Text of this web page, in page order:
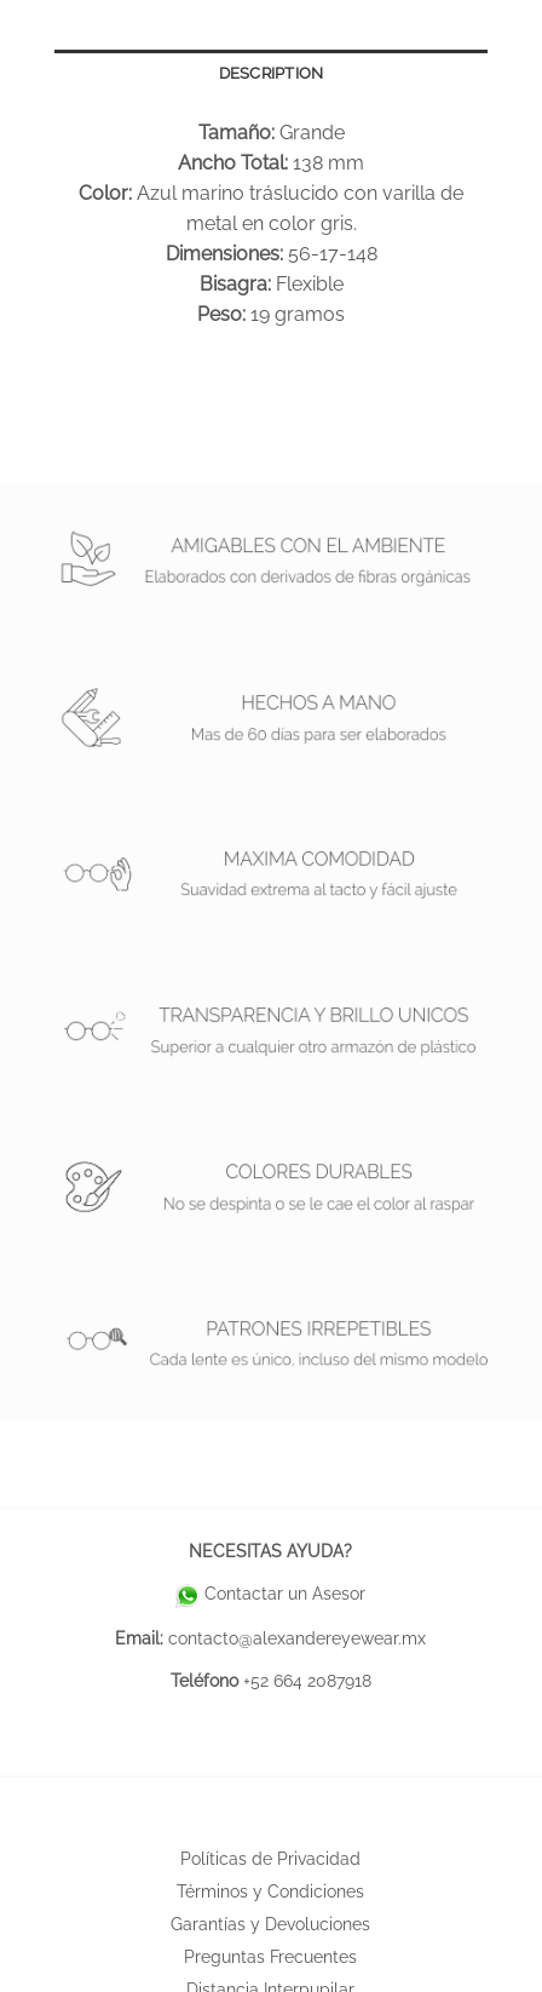
DESCRIPTION
Tamaño: Grande
Ancho Total: 138 mm
Color: Azul marino tráslucido con varilla de
metal en color gris.
Dimensiones: 56-17-148
Bisagra: Flexible
Peso: 19 gramos
NECESITAS AYUDA?
Contactar un Asesor
Email: contacto@alexandereyewear.mx
Teléfono+52 664 2087918
Políticas de Privacidad
Términos y Condiciones
Garantías y Devoluciones
Preguntas Frecuentes